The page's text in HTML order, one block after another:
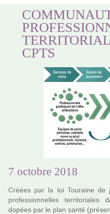
CPTS
7 octobre 2018
Créées par la loi Touraine de
pro­fes­sion­nel­les ter­ri­to­ria­les
dopées par le plan santé